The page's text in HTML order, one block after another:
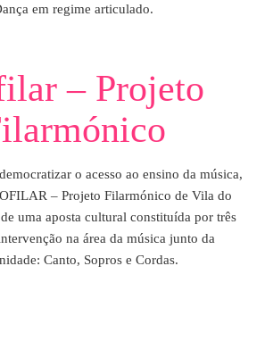
em regime articulado.
– Projeto
o acesso ao ensino da música,
– Projeto Filarmónico de Vila do
uma aposta cultural constituída por três
na área da música junto da
Canto, Sopros e Cordas.​